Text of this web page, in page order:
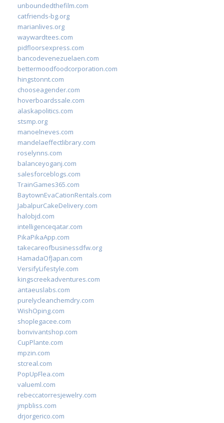
unboundedthefilm.com
catfriends-bg.org
marianlives.org
waywardtees.com
pidfloorsexpress.com
bancodevenezuelaen.com
bettermoodfoodcorporation.com
hingstonnt.com
chooseagender.com
hoverboardssale.com
alaskapolitics.com
stsmp.org
manoelneves.com
mandelaeffectlibrary.com
roselynns.com
balanceyoganj.com
salesforceblogs.com
TrainGames365.com
BaytownEvaCationRentals.com
JabalpurCakeDelivery.com
halobjd.com
intelligenceqatar.com
PikaPikaApp.com
takecareofbusinessdfw.org
HamadaOfJapan.com
VersifyLifestyle.com
kingscreekadventures.com
antaeuslabs.com
purelycleanchemdry.com
WishOping.com
shoplegacee.com
bonvivantshop.com
CupPlante.com
mpzin.com
stcreal.com
PopUpFlea.com
valueml.com
rebeccatorresjewelry.com
jmpbliss.com
drjorgerico.com